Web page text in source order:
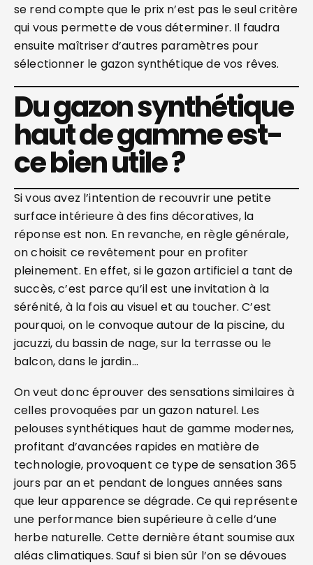
se rend compte que le prix n’est pas le seul critère
qui vous permette de vous déterminer. Il faudra
ensuite maîtriser d’autres paramètres pour
sélectionner le gazon synthétique de vos rêves.
Du gazon synthétique
haut de gamme est-
ce bien utile ?
Si vous avez l’intention de recouvrir une petite
surface intérieure à des fins décoratives, la
réponse est non. En revanche, en règle générale,
on choisit ce revêtement pour en profiter
pleinement. En effet, si le gazon artificiel a tant de
succès, c’est parce qu’il est une invitation à la
sérénité, à la fois au visuel et au toucher. C’est
pourquoi, on le convoque autour de la piscine, du
jacuzzi, du bassin de nage, sur la terrasse ou le
balcon, dans le jardin…
On veut donc éprouver des sensations similaires à
celles provoquées par un gazon naturel. Les
pelouses synthétiques haut de gamme modernes,
profitant d’avancées rapides en matière de
technologie, provoquent ce type de sensation 365
jours par an et pendant de longues années sans
que leur apparence se dégrade. Ce qui représente
une performance bien supérieure à celle d’une
herbe naturelle. Cette dernière étant soumise aux
aléas climatiques. Sauf si bien sûr l’on se dévoues